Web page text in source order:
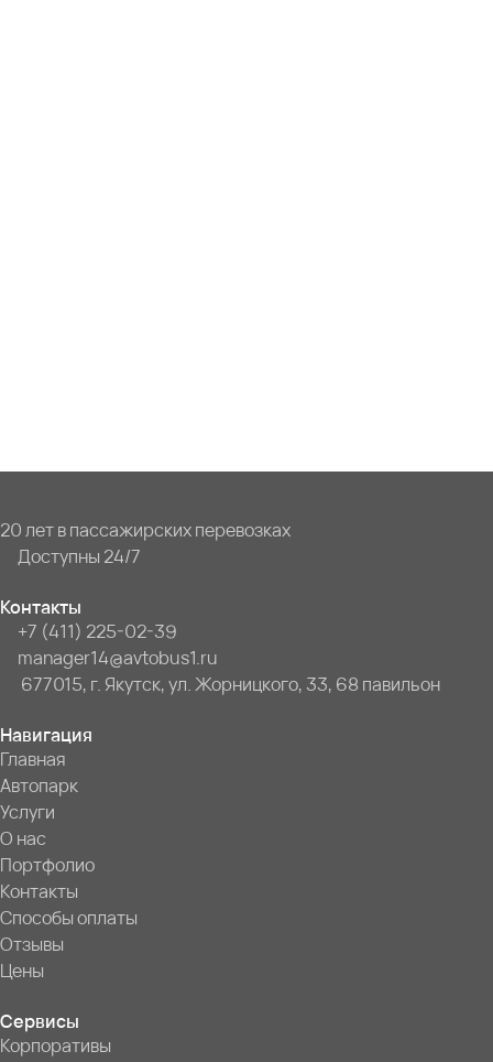
20 лет в пассажирских перевозках
Доступны 24/7
Контакты
+7 (411) 225-02-39
manager14@avtobus1.ru
677015, г. Якутск, ул. Жорницкого, 33, 68 павильон
Навигация
Главная
Автопарк
Услуги
О нас
Портфолио
Контакты
Способы оплаты
Отзывы
Цены
Сервисы
Корпоративы